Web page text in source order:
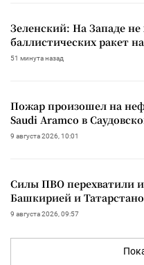
Зеленский: На Западе не
баллистических ракет
51 минута назад
Пожар произошел на
Saudi Aramco в
9 августа 2026, 10:01
Силы ПВО перехватили
Башкирией и
9 августа 2026, 09:57